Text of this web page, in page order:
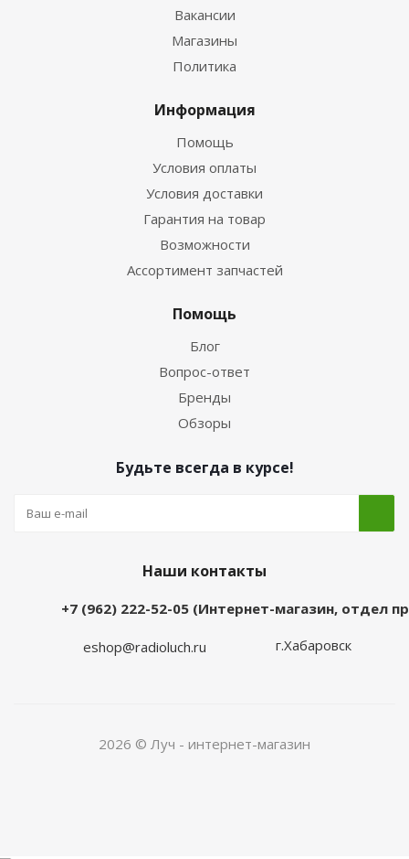
Вакансии
Магазины
Политика
Информация
Помощь
Условия оплаты
Условия доставки
Гарантия на товар
Возможности
Ассортимент запчастей
Помощь
Блог
Вопрос-ответ
Бренды
Обзоры
Будьте всегда в курсе!
Наши контакты
+7 (962) 222-52-05 (Интернет-магазин, отдел
eshop@radioluch.ru г.Хабаровск
2026 © Луч - интернет-магазин